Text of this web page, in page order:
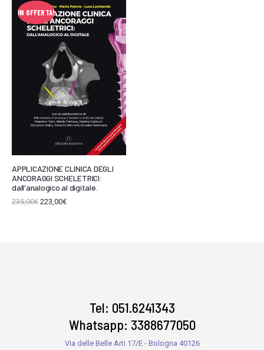
IN OFFERTA!
APPLICAZIONE CLINICA DEGLI
ANCORAGGI SCHELETRICI:
dall'analogico al digitale.
235,00€ 223,00€
Tel: 051.6241343
Whatsapp: 3388677050
Via delle Belle Arti 17/E - Bologna 40126